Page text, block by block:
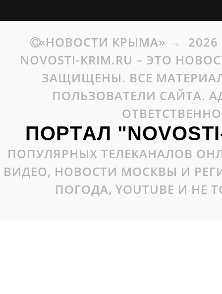
«НОВОСТИ КРЫМА» → 2026
NOVOSTI-KRIM.RU – ЭТО
ЗАЩИЩЕНЫ. ВСЕ
ПОЛЬЗОВАТЕЛИ САЙТА.
ПОРТАЛ
ПОПУЛЯРНЫХ ТЕЛЕКАНАЛОВ
ВИДЕО, НОВОСТИ МОСКВЫ И
ПОГОДА, YOUTUBE И